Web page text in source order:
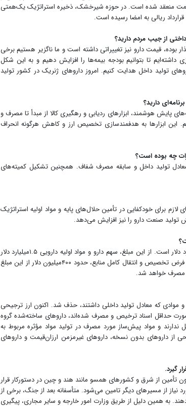
شرکت تولیدکننده شیرخشک همکاری داریم و قراردادهایی به ارزش ۲۵.۳همت منعقد شده است. در حوزه شیرخشک، ذخیره استراتژیک یک‌همتی
از جیب مردم دارید؟
بوده، قیمت دارو نیز تغییراتی داشته است و ما ناگزیر هستیم برخی
تا بتوانیم بودجه بیمه‌ها را افزایش دهیم و به این شکل
تولید داخل هدایت کنیم. امروز داروهای ژنریک در کشور تولید
دارید؟
هوشمند، ابزارهای ردیابی و رهگیری کالا از مبدأ تا مصرف‌ و
این ابزارها به هدفمندسازی تخصیص ارز و کاهش هرگونه انحراف
چه بوده است؟
تولید داخل و سابقه مصرف شفاف. همچنین تشکیل کمیته‌های
برای خودکفایی در تأمین حلال‌های پایه و مواد اولیه استراتژیک
صنعت دارو را نیز افزایش می‌دهد.
ارز تخصیص‌یافته ترجیحی به حوزه غذا و دارو برای سال ۱۴۰۵ برابر با سه‌میلیارد دلار است. از این مبلغ، سهم دارو و مواد اولیه دارویی ۱.۵میلیارد دلار
بوده و بقیه به شیرخشک، تجهیزات و ملزومات مصرفی پزشکی اختصاص دارد. با فرض تخصیص و انتقال کامل منابع، حدود ۴۰۰میلیون دلار از این مبلغ
مصرف خواهد شد.
و موادی که معادل تولید داخلی داشتند، حذف شد. اکنون ارز ترجیحی
حداقل اسناد ترخیص و مصرف شده‌اند، داروهای ساخته‌شده گروه
و مواد پیش‌ساز مورد مصرف در تولید مواد مؤثره مربوط به
از داروهای بدون نسخه، داروهای غیرمزمن ارزان‌قیمت و داروهای
گیرد.
تأمین از شرق و کشورهای همسو مانند هند و چین در دستورکار قرار
از مسیرهای دیگر تامین می‌شود. متأسفانه بعد از جنگ، برخی از
به همین دلیل از طریق وزارت امور خارجه و سایر مجاری، پیگیری